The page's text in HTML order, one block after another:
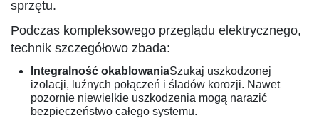
sprzętu.
Podczas kompleksowego przeglądu elektrycznego,
technik szczegółowo zbada:
Integralność okablowaniaSzukaj uszkodzonej
izolacji, luźnych połączeń i śladów korozji. Nawet
pozornie niewielkie uszkodzenia mogą narazić
bezpieczeństwo całego systemu.